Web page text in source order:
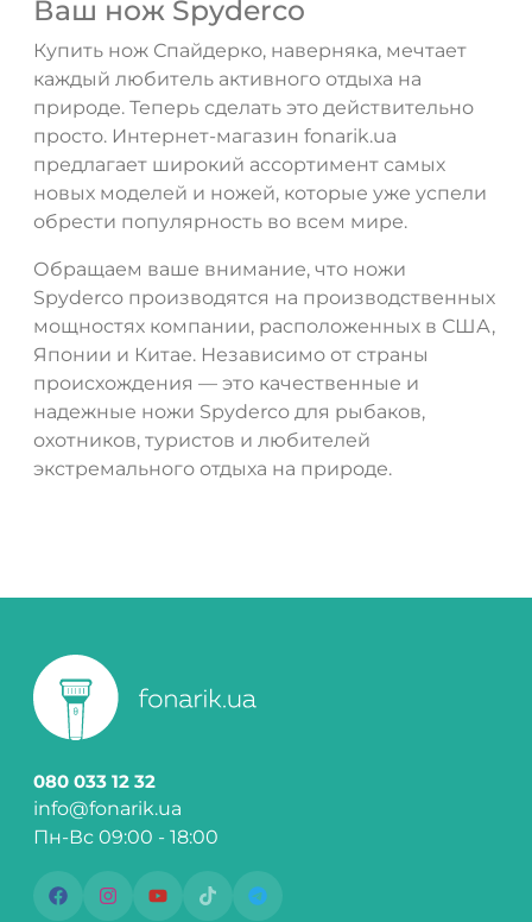
Ваш нож Spyderco
Купить нож Спайдерко, наверняка, мечтает
каждый любитель активного отдыха на
природе. Теперь сделать это действительно
просто. Интернет-магазин fonarik.ua
предлагает широкий ассортимент самых
новых моделей и ножей, которые уже успели
обрести популярность во всем мире.
Обращаем ваше внимание, что ножи
Spyderco производятся на производственных
мощностях компании, расположенных в США,
Японии и Китае. Независимо от страны
происхождения — это качественные и
надежные ножи Spyderco для рыбаков,
охотников, туристов и любителей
экстремального отдыха на природе.
080 033 12 32
info@fonarik.ua
Пн-Вс 09:00 - 18:00